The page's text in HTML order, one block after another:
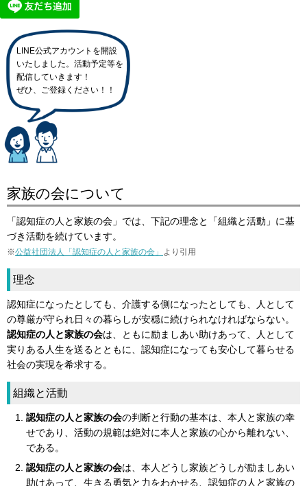
LINE公式アカウントを開設
いたしました。活動予定等を
配信していきます！
ぜひ、ご登録ください！！
家族の会について
「認知症の人と家族の会」では、下記の理念と「組織と活動」に基
づき活動を続けています。
※公益社団法人「認知症の人と家族の会」 より引用
理念
認知症になったとしても、介護する側になったとしても、人として
の尊厳が守られ日々の暮らしが安穏に続けられなければならない。
認知症の人と家族の会は、ともに励ましあい助けあって、人として
実りある人生を送るとともに、認知症になっても安心して暮らせる
社会の実現を希求する。
組織と活動
認知症の人と家族の会の判断と行動の基本は、本人と家族の幸
せであり、活動の規範は絶対に本人と家族の心から離れない、
である。
認知症の人と家族の会は、本人どうし家族どうしが励ましあい
助けあって、生きる勇気と力をわかせる、認知症の人と家族の